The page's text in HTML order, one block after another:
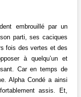
embrouillé par un
parti, ses caciques
fois des vertes et des
à quelqu’un et
Car en temps de
Alpha Condé a ainsi
assis. Et,